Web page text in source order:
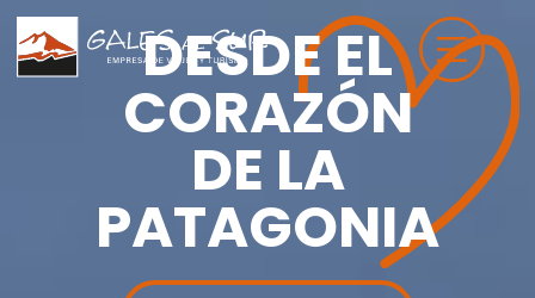
DESDE EL
CORAZÓN
DE LA
PATAGONIA